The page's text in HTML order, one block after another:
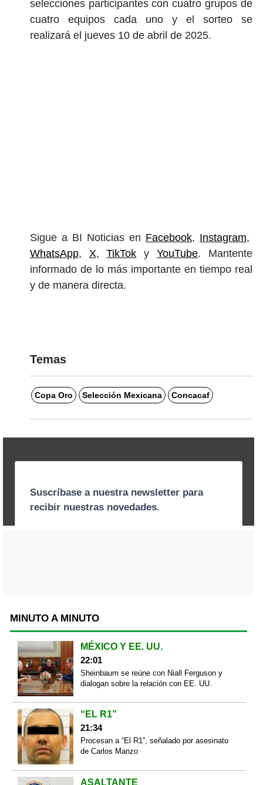
selecciones participantes con cuatro grupos de
cuatro equipos cada uno y el sorteo se
realizará el jueves 10 de abril de 2025.
Sigue a BI Noticias en Facebook, Instagram,
WhatsApp, X,TikTok yYouTube. Mantente
informado de lo más importante en tiempo real
y de manera directa.
Temas
Copa Oro Selección Mexicana Concacaf
MINUTO A MINUTO
MÉXICO Y EE. UU.
22:01
Sheinbaum se reúne con Niall Ferguson y
dialogan sobre la relación con EE. UU.
“EL R1”
21:34
Procesan a “El R1”, señalado por asesinato
de Carlos Manzo
ASALTANTE